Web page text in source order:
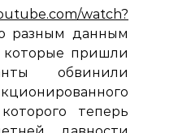
watch?
разным данным
пришли
обвинили
теперь